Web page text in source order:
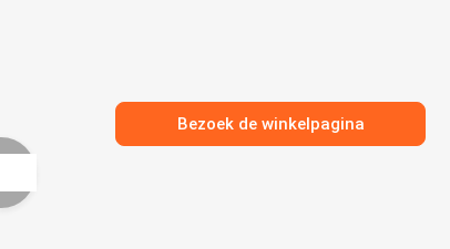
Bezoek de winkelpagina